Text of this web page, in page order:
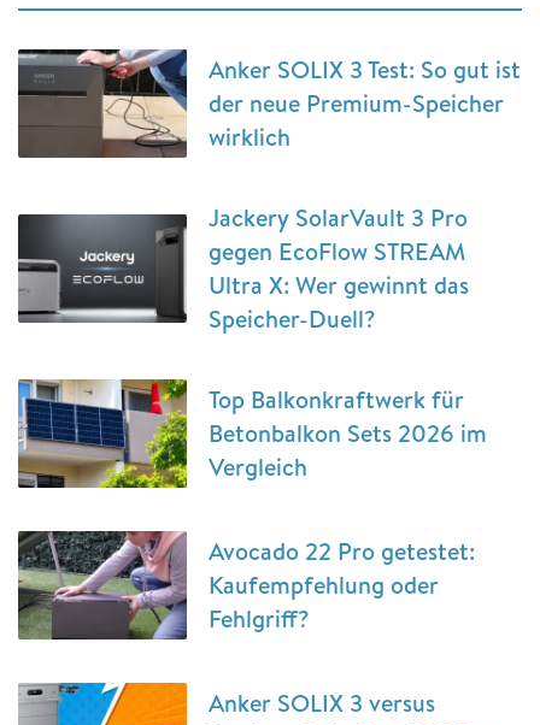
Anker SOLIX 3 Test: So gut ist
der neue Premium-Speicher
wirklich
Jackery SolarVault 3 Pro
gegen EcoFlow STREAM
Ultra X: Wer gewinnt das
Speicher-Duell?
Top Balkonkraftwerk für
Betonbalkon Sets 2026 im
Vergleich
Avocado 22 Pro getestet:
Kaufempfehlung oder
Fehlgriff?
Anker SOLIX 3 versus